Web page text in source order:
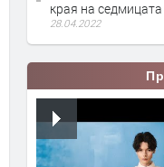
края на седмицата
28.04.2022